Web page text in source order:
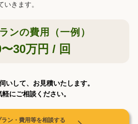
きます。
ンの費用（一例）
30万円 / 回
いして、お見積いたします。
軽にご相談ください。
ラン・費用等を相談する